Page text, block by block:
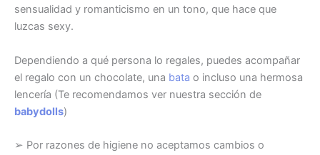
sensualidad y romanticismo en un tono, que hace que
luzcas sexy.
Dependiendo a qué persona lo regales, puedes acompañar
el regalo con un chocolate, una bata o incluso una hermosa
lencería (Te recomendamos ver nuestra sección de
babydolls)
➢ Por razones de higiene no aceptamos cambios o